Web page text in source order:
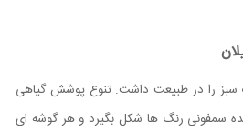
سبز را در طبیعت داشت. تنوع پوشش گیاهی
سمفونی رنگ ها شکل بگیرد و هر گوشه ای